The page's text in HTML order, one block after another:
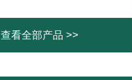
查看全部产品 >>